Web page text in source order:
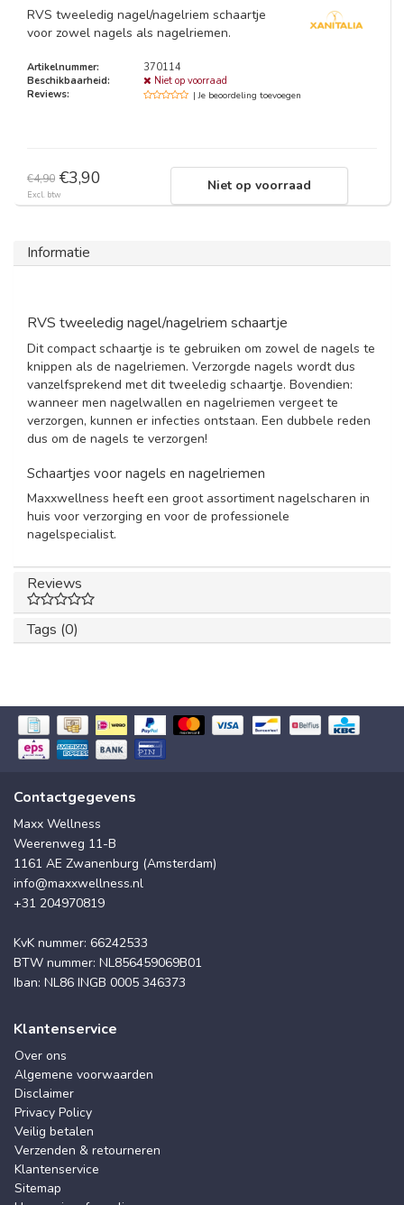
RVS tweeledig nagel/nagelriem schaartje
voor zowel nagels als nagelriemen.
Artikelnummer:
370114
Beschikbaarheid:
Niet op voorraad
Reviews:
| Je beoordeling toevoegen
€4,90 €3,90
Excl. btw
Niet op voorraad
Informatie
RVS tweeledig nagel/nagelriem schaartje
Dit compact schaartje is te gebruiken om zowel de nagels te
knippen als de nagelriemen. Verzorgde nagels wordt dus
vanzelfsprekend met dit tweeledig schaartje. Bovendien:
wanneer men nagelwallen en nagelriemen vergeet te
verzorgen, kunnen er infecties ontstaan. Een dubbele reden
dus om de nagels te verzorgen!
Schaartjes voor nagels en nagelriemen
Maxxwellness heeft een groot assortiment nagelscharen in
huis voor verzorging en voor de professionele
nagelspecialist.
Reviews
Tags (0)
Contactgegevens
Maxx Wellness
Weerenweg 11-B
1161 AE Zwanenburg (Amsterdam)
info@maxxwellness.nl
+31 204970819
KvK nummer: 66242533
BTW nummer: NL856459069B01
Iban: NL86 INGB 0005 346373
Klantenservice
Over ons
Algemene voorwaarden
Disclaimer
Privacy Policy
Veilig betalen
Verzenden & retourneren
Klantenservice
Sitemap